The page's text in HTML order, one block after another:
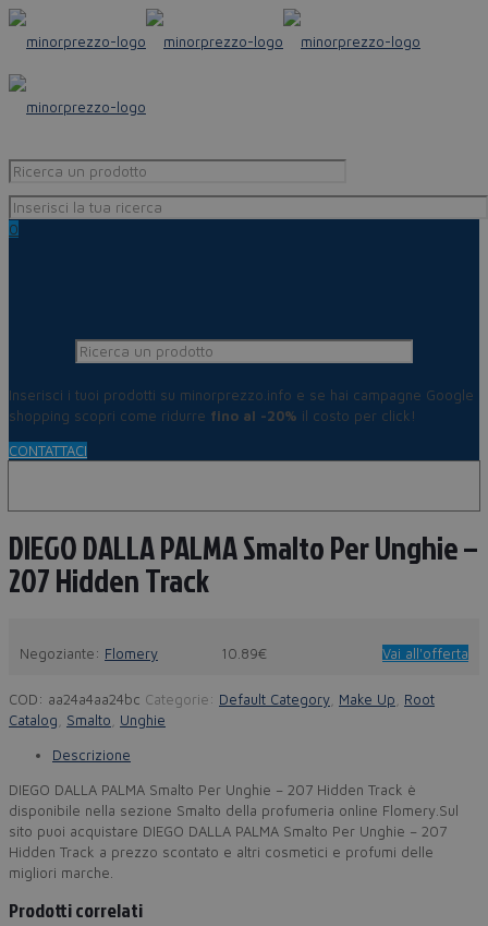
0
Inserisci i tuoi prodotti su minorprezzo.info e se hai campagne Google
shopping scopri come ridurre fino al -20% il costo per click!
CONTATTACI
DIEGO DALLA PALMA Smalto Per Unghie –
207 Hidden Track
Negoziante: Flomery 10.89€ Vai all'offerta
COD: aa24a4aa24bc Categorie: Default Category Make Up
Root
Catalog
Smalto
Unghie
Descrizione
DIEGO DALLA PALMA Smalto Per Unghie – 207 Hidden Track è
disponibile nella sezione Smalto della profumeria online Flomery.Sul
sito puoi acquistare DIEGO DALLA PALMA Smalto Per Unghie – 207
Hidden Track a prezzo scontato e altri cosmetici e profumi delle
migliori marche.
Prodotti correlati